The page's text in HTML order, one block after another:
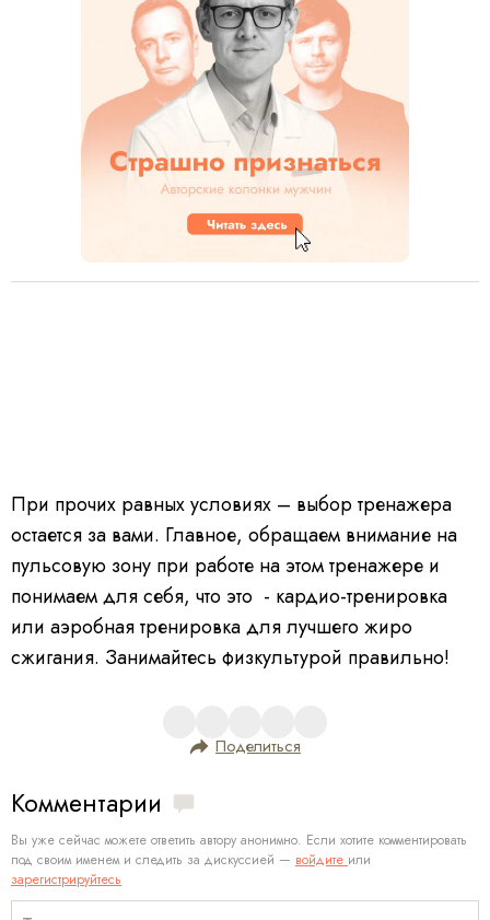
При прочих равных условиях – выбор тренажера
остается за вами. Главное, обращаем внимание на
пульсовую зону при работе на этом тренажере и
понимаем для себя, что это - кардио-тренировка
или аэробная тренировка для лучшего жиро
сжигания. Занимайтесь физкультурой правильно!
Поделиться
Комментарии
Вы уже сейчас можете ответить автору анонимно. Если хотите комментировать
под своим именем и следить за дискуссией — войдите или
зарегистрируйтесь